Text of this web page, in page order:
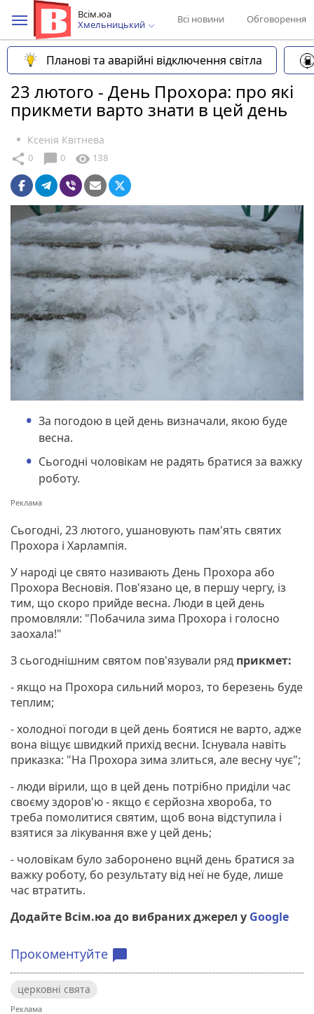
Всім.юа
Хмельницький
Всі новини Обговорення
Планові та аварійні відключення світла
23 лютого - День Прохора: про які
прикмети варто знати в цей день
Ксенія Квітнева
share 0 chat_bubble 0 visibility 138
За погодою в цей день визначали, якою буде
весна.
Сьогодні чоловікам не радять братися за важку
роботу.
Сьогодні, 23 лютого, ушановують пам'ять святих
Прохора і Харлампія.
У народі це свято називають День Прохора або
Прохора Весновія. Пов'язано це, в першу чергу, із
тим, що скоро прийде весна. Люди в цей день
промовляли: "Побачила зима Прохора і голосно
заохала!"
З сьогоднішним святом пов'язували ряд прикмет:
- якщо на Прохора сильний мороз, то березень буде
теплим;
- холодної погоди в цей день боятися не варто, адже
вона віщує швидкий прихід весни. Існувала навіть
приказка: "На Прохора зима злиться, але весну чує";
- люди вірили, що в цей день потрібно приділи час
своєму здоров'ю - якщо є серйозна хвороба, то
треба помолитися святим, щоб вона відступила і
взятися за лікування вже у цей день;
- чоловікам було заборонено вцнй день братися за
важку роботу, бо результату від неї не буде, лише
час втратить.
Додайте Всім.юа до вибраних джерел у Google
Прокоментуйте chat_bubble
церковні свята